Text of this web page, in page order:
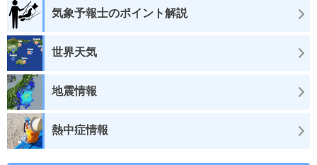
気象予報士のポイント解説
世界天気
地震情報
熱中症情報